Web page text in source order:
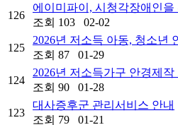
126
에이미파이, 시청각장애인을
조회 103 02-02
125
2026년 저소득 아동, 청소년
조회 87 01-29
124
2026년 저소득가구 안경제작
조회 90 01-28
123
대사증후군 관리서비스 안내
조회 79 01-21